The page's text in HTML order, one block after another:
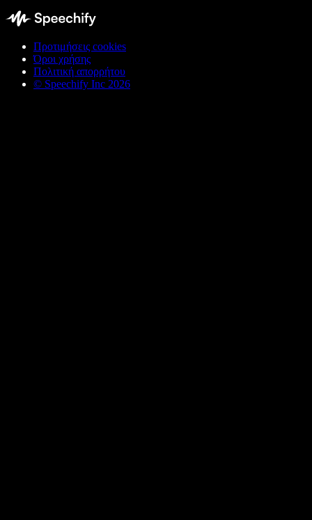
Προτιμήσεις cookies
Όροι χρήσης
Πολιτική απορρήτου
© Speechify Inc 2026